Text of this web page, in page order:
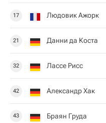
17 Людовик Ажорк
21 Данни да Коста
32 Лассе Рисс
42 Александр Хак
43 Браян Груда